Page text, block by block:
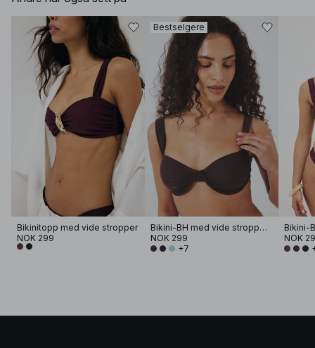
Bikinitopp med vide stropper
NOK 299
Bestselgere
Bikini-BH med vide stropper og drapering
NOK 299
+7
NOK